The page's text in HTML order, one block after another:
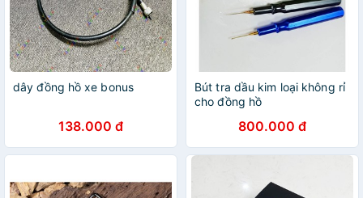
dây đồng hồ xe bonus
138.000 đ
Bút tra dầu kim loại không rỉ
cho đồng hồ
800.000 đ